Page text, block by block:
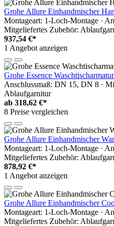
Grohe Allure Einhandmischer
Montageart: 1-Loch-Montage ·
Mitgeliefertes Zubehör:
937,54 €*
1 Angebot anzeigen
Grohe Essence
Anschlussmaß: DN 15, DN 8 ·
Ablaufgarnitur
ab 318,62 €*
8 Preise vergleichen
Grohe Allure Einhandmischer
Montageart: 1-Loch-Montage ·
Mitgeliefertes Zubehör:
878,92 €*
1 Angebot anzeigen
Grohe Allure Einhandmischer
Montageart: 1-Loch-Montage ·
Mitgeliefertes Zubehör: